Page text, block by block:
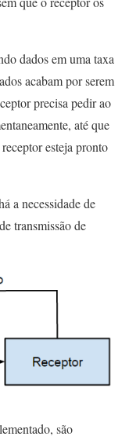
dados em uma taxa
acabam por serem
precisa pedir ao
até que
esteja pronto
a necessidade de
transmissão de
são